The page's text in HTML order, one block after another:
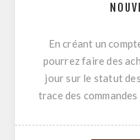
En créant un
pourrez faire des
jour sur le statut
trace des